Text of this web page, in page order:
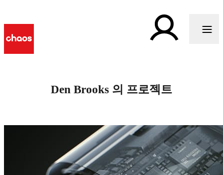
Den Brooks 의 프로젝트